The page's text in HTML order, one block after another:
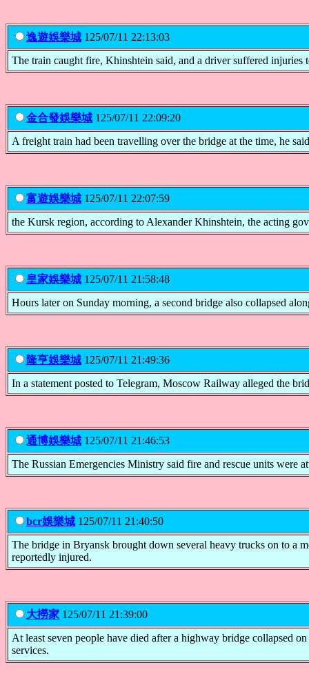
逸遊娛樂城 125/07/11 22:13:03
The train caught fire, Khinshtein said, and a driver suffered injuries
金合發娛樂城 125/07/11 22:09:20
A freight train had been travelling over the bridge at the time, he
富遊娛樂城 125/07/11 22:07:59
the Kursk region, according to Alexander Khinshtein, the acting
皇家娛樂城 125/07/11 21:58:48
Hours later on Sunday morning, a second bridge also collapsed
隆亨娛樂城 125/07/11 21:49:36
In a statement posted to Telegram, Moscow Railway alleged the
通博娛樂城 125/07/11 21:46:53
The Russian Emergencies Ministry said fire and rescue units were
bcr娛樂城 125/07/11 21:40:50
The bridge in Bryansk brought down several heavy trucks on to a
reportedly injured.
大撈家 125/07/11 21:39:00
At least seven people have died after a highway bridge collapsed
services.